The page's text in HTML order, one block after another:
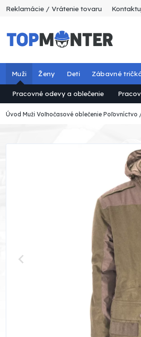
Reklamácie / Vrátenie tovaru
Muži
Pracovné odevy a oblečenie
Ženy Deti Zábavné
Úvod Muži Voľnočasové oblečenie Poľovníctvo